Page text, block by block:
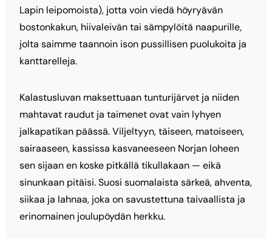
Lapin leipomoista), jotta voin viedä höyryävän
bostonkakun, hiivaleivän tai sämpylöitä naapurille,
jolta saimme taannoin ison pussillisen puolukoita ja
kanttarelleja.
Kalastusluvan maksettuaan tunturijärvet ja niiden
mahtavat raudut ja taimenet ovat vain lyhyen
jalkapatikan päässä. Viljeltyyn, täiseen, matoiseen,
sairaaseen, kassissa kasvaneeseen Norjan loheen
sen sijaan en koske pitkällä tikullakaan — eikä
sinunkaan pitäisi. Suosi suomalaista särkeä, ahventa,
siikaa ja lahnaa, joka on savustettuna taivaallista ja
erinomainen joulupöydän herkku.